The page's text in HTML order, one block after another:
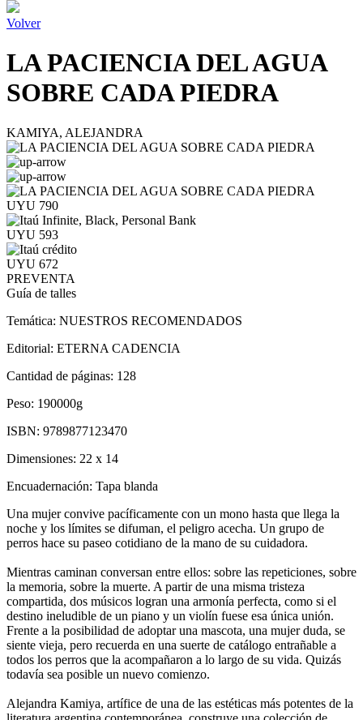
Volver
LA PACIENCIA DEL AGUA
SOBRE CADA PIEDRA
KAMIYA, ALEJANDRA
UYU 790
UYU 593
UYU 672
PREVENTA
Guía de talles
Temática: NUESTROS RECOMENDADOS
Editorial: ETERNA CADENCIA
Cantidad de páginas: 128
Peso: 190000g
ISBN: 9789877123470
Dimensiones: 22 x 14
Encuadernación: Tapa blanda
Una mujer convive pacíficamente con un mono hasta que llega la
noche y los límites se difuman, el peligro acecha. Un grupo de
perros hace su paseo cotidiano de la mano de su cuidadora.
Mientras caminan conversan entre ellos: sobre las repeticiones, sobre
la memoria, sobre la muerte. A partir de una misma tristeza
compartida, dos músicos logran una armonía perfecta, como si el
destino ineludible de un piano y un violín fuese esa única unión.
Frente a la posibilidad de adoptar una mascota, una mujer duda, se
siente vieja, pero recuerda en una suerte de catálogo entrañable a
todos los perros que la acompañaron a lo largo de su vida. Quizás
todavía sea posible un nuevo comienzo.
Alejandra Kamiya, artífice de una de las estéticas más potentes de la